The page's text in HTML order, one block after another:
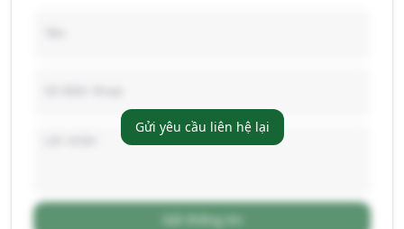
Gửi thông tin
Gửi yêu cầu liên hệ lại